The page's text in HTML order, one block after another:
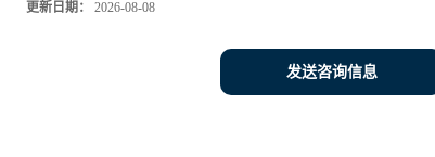
更新日期： 2026-08-08
发送咨询信息